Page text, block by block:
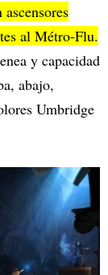
al Métro-Flu.
y capacidad
abajo,
Umbridge